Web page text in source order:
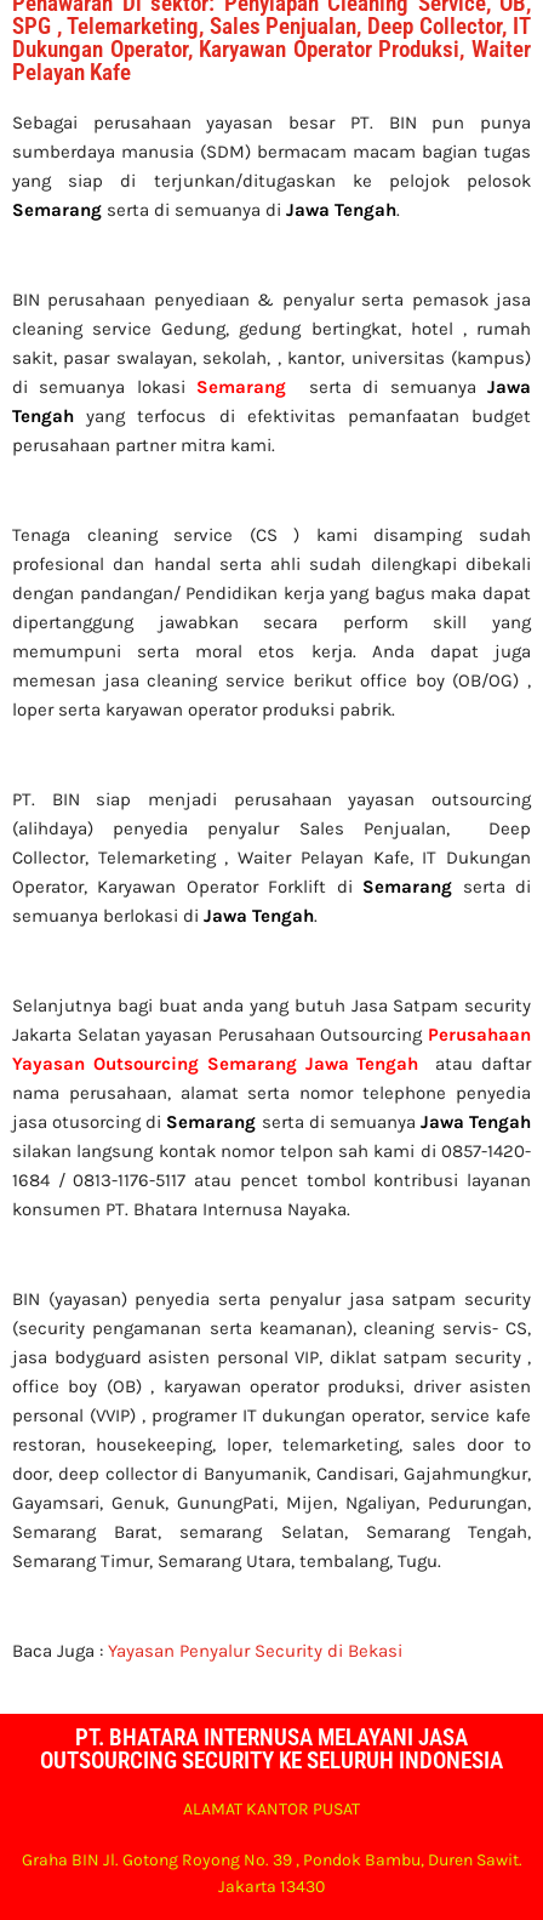
SPG , Telemarketing, Sales Penjualan, Deep Collector, IT
Dukungan Operator, Karyawan Operator Produksi, Waiter
Pelayan Kafe
Sebagai perusahaan yayasan besar PT. BIN pun punya
sumberdaya manusia (SDM) bermacam macam bagian tugas
yang siap di terjunkan/ditugaskan ke pelojok pelosok
Semarang serta di semuanya di Jawa Tengah.
BIN perusahaan penyediaan & penyalur serta pemasok jasa
cleaning service Gedung, gedung bertingkat, hotel , rumah
sakit, pasar swalayan, sekolah, , kantor, universitas (kampus)
di semuanya lokasi Semarang serta di semuanya Jawa
Tengah yang terfocus di efektivitas pemanfaatan budget
perusahaan partner mitra kami.
Tenaga cleaning service (CS ) kami disamping sudah
profesional dan handal serta ahli sudah dilengkapi dibekali
dengan pandangan/ Pendidikan kerja yang bagus maka dapat
dipertanggung jawabkan secara perform skill yang
memumpuni serta moral etos kerja. Anda dapat juga
memesan jasa cleaning service berikut office boy (OB/OG) ,
loper serta karyawan operator produksi pabrik.
PT. BIN siap menjadi perusahaan yayasan outsourcing
(alihdaya) penyedia penyalur Sales Penjualan, Deep
Collector, Telemarketing , Waiter Pelayan Kafe, IT Dukungan
Operator, Karyawan Operator Forklift di Semarang serta di
semuanya berlokasi di Jawa Tengah.
Selanjutnya bagi buat anda yang butuh Jasa Satpam security
Jakarta Selatan yayasan Perusahaan Outsourcing Perusahaan
Yayasan Outsourcing Semarang Jawa Tengah
atau daftar
nama perusahaan, alamat serta nomor telephone penyedia
jasa otusorcing di Semarang serta di semuanya Jawa Tengah
silakan langsung kontak nomor telpon sah kami di 0857-1420-
1684 / 0813-1176-5117 atau pencet tombol kontribusi layanan
konsumen PT. Bhatara Internusa Nayaka.
BIN (yayasan) penyedia serta penyalur jasa satpam security
(security pengamanan serta keamanan), cleaning servis- CS,
jasa bodyguard asisten personal VIP, diklat satpam security ,
office boy (OB) , karyawan operator produksi, driver asisten
personal (VVIP) , programer IT dukungan operator, service kafe
restoran, housekeeping, loper, telemarketing, sales door to
door, deep collector di Banyumanik, Candisari, Gajahmungkur,
Gayamsari, Genuk, GunungPati, Mijen, Ngaliyan, Pedurungan,
Semarang Barat, semarang Selatan, Semarang Tengah,
Semarang Timur, Semarang Utara, tembalang, Tugu.
Baca Juga : Yayasan Penyalur Security di Bekasi
PT. BHATARA INTERNUSA MELAYANI JASA
OUTSOURCING SECURITY KE SELURUH INDONESIA
ALAMAT KANTOR PUSAT
Graha BIN Jl. Gotong Royong No. 39 , Pondok Bambu, Duren Sawit.
Jakarta 13430